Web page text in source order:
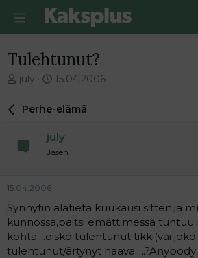
Tulehtunut?
V
e
i
t
u
n
a
l
july
E
s
m
m
ä
n
v
i
e
15.04.2006
Perhe-elämä
july
Jäsen
15.04.2006
Synnytin alatietä kuukausi sitten,ja
kunnossa,paitsi emättimessä tuntuu
kohta....oisko tulehtunut tikki(vai
tulehtunut/ärtynyt